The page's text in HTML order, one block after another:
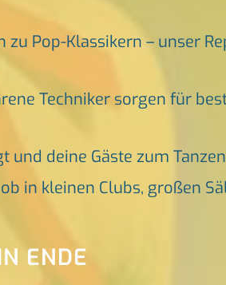
zu Pop-Klassikern – unser
Techniker sorgen für
und deine Gäste zum
in kleinen Clubs, großen
ENDE